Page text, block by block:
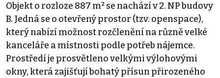
Objekt o rozloze 887 m² se nachází v 2. NP budovy
B. Jedná se o otevřený prostor (tzv. openspace),
který nabízí možnost rozčlenění na různě velké
kanceláře a místnosti podle potřeb nájemce.
Prostředí je prosvětleno velkými výlohovými
okny, která zajišťují bohatý přísun přirozeného